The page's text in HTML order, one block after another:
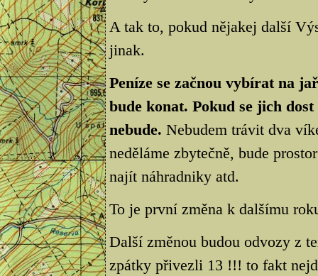
A tak to, pokud nějakej další
jinak.
Peníze se začnou vybírat na
bude konat. Pokud se jich
nebude. Nebudem trávit dva
neděláme zbytečně, bude
najít náhradniky atd.
To je první změna k dalšímu
Další změnou budou odvozy z
zpátky přivezli 13 !!! to fakt